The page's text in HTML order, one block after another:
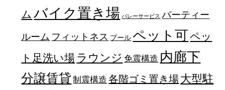
ム バイク置き場 バレーサービス パーティー
ルーム フィットネス プール ペット可ペッ
ト足洗い場 ラウンジ 免震構造 内廊下
分譲賃貸 制震構造 各階ゴミ置き場大型駐